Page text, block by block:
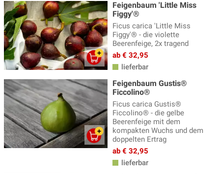
Feigenbaum 'Little Miss
Figgy'®
Ficus carica 'Little Miss
Figgy'® - die violette
Beerenfeige, 2x tragend
ab € 32,95
lieferbar
Feigenbaum Gustis®
Ficcolino®
Ficus carica Gustis®
Ficcolino® - die gelbe
Beerenfeige mit dem
kompakten Wuchs und dem
doppelten Ertrag
ab € 32,95
lieferbar